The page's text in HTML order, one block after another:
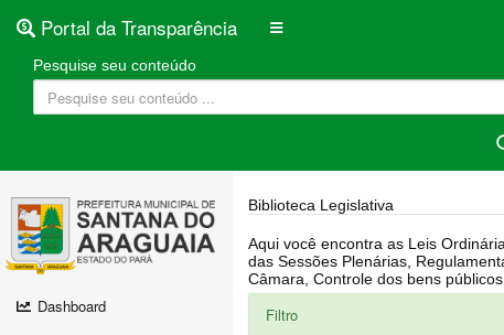
Portal da Transparência
Pesquise seu conteúdo
Dashboard
Biblioteca Legislativa
Aqui você encontra as Leis Ordinárias, Leis Complementares, Portarias, Decretos, Atas, PPA, LDO, LOA, RREO, Resoluções, RGF, Lei
das Sessões Plenárias, Regulamentação da LAI, Atos de Julgamento do Governo, Agenda Externa do presidente, Relatório do Controle Interno, Projetos em tramitação na
Filtro